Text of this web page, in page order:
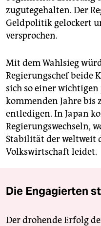
zugutegehalten. Der
Geldpolitik gelockert
versprochen.
Mit dem Wahlsieg
Regierungschef
sich so einer
kommenden Jahre bis
entledigen. In Japan
Regierungswechseln,
Stabilität der weltweit
Volkswirtschaft leidet.
Die Engagierten
Der drohende Erfolg